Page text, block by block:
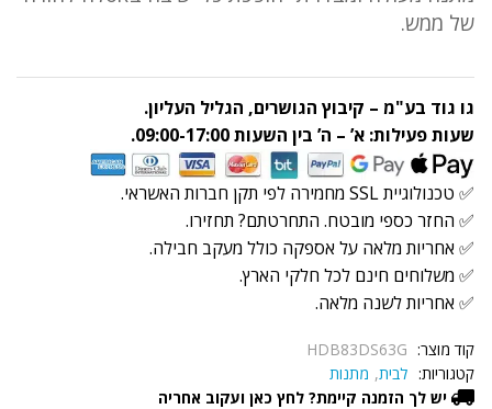
של ממש.
גו גוד בע"מ – קיבוץ הגושרים, הגליל העליון.
שעות פעילות: א’ – ה’ בין השעות 09:00-17:00.
✅ טכנולוגיית SSL מחמירה לפי תקן חברות האשראי.
✅ החזר כספי מובטח. התחרטתם? תחזירו.
✅ אחריות מלאה על אספקה כולל מעקב חבילה.
✅ משלוחים חינם לכל חלקי הארץ.
✅ אחריות לשנה מלאה.
קוד מוצר: HDB83DS63G
קטגוריות: לבית, מתנות
יש לך הזמנה קיימת? לחץ כאן ועקוב אחריה